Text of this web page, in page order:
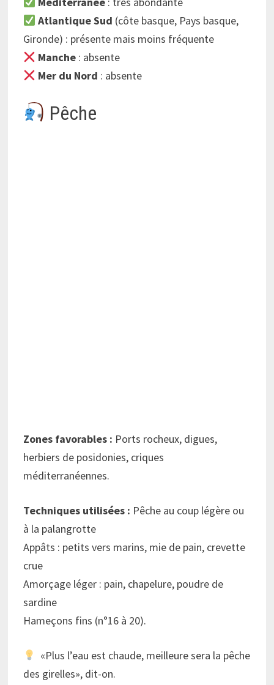
Atlantique Sud (côte basque, Pays basque,
Gironde) : présente mais moins fréquente
Manche : absente
Mer du Nord : absente
Pêche
Zones favorables : Ports rocheux, digues,
herbiers de posidonies, criques
méditerranéennes.
Techniques utilisées : Pêche au coup légère ou
à la palangrotte
Appâts : petits vers marins, mie de pain, crevette
crue
Amorçage léger : pain, chapelure, poudre de
sardine
Hameçons fins (n°16 à 20).
«Plus l’eau est chaude, meilleure sera la pêche
des girelles», dit-on.